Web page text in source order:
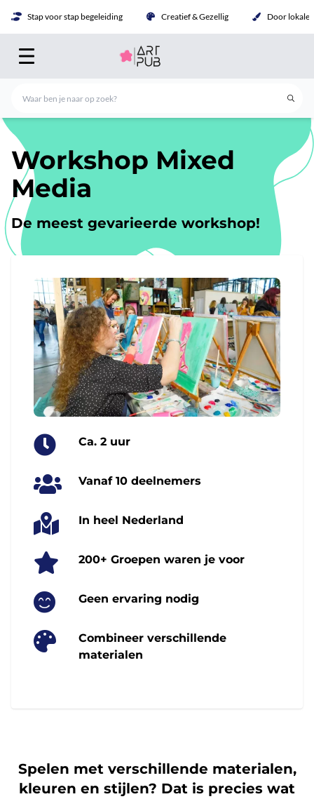
Stap voor stap begeleiding Creatief & Gezellig Door lokale
Workshop Mixed
Media
De meest gevarieerde workshop!
Ca. 2 uur
Vanaf 10 deelnemers
In heel Nederland
200+ Groepen waren je voor
Geen ervaring nodig
Combineer verschillende
materialen
Spelen met verschillende materialen,
kleuren en stijlen? Dat is precies wat